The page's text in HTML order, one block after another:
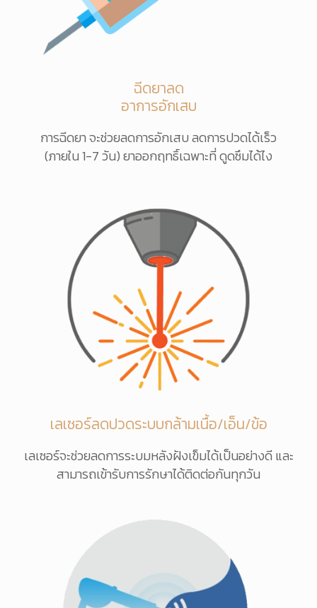
ฉีดยาลด
อาการอักเสบ
การฉีดยา จะช่วยลดการอักเสบ ลดการปวดได้เร็ว
(ภายใน 1-7 วัน) ยาออกฤทธิ์เฉพาะที่ ดูดซึมได้ไง
เลเซอร์ลดปวดระบบกล้ามเนื้อ/เอ็น/ข้อ
เลเซอร์จะช่วยลดการระบมหลังฝังเข็มได้เป็นอย่างดี และ
สามารถเข้ารับการรักษาได้ติดต่อกันทุกวัน